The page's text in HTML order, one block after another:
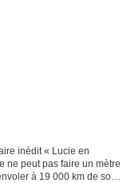
inédit « Lucie en
ne peut pas faire un mètre
à 19 000 km de son